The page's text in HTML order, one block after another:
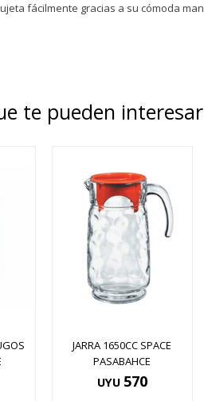
fácilmente gracias a su cómoda
te pueden interesar
JARRA 1650CC SPACE
PASABAHCE
UYU 570